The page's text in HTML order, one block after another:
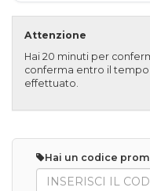
Attenzione
Hai 20 minuti per
conferma entro il
effettuato.
Hai un codice